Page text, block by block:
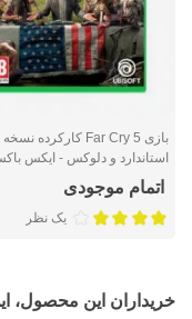
بازی Far Cry 5 کارکرده نسخه
استاندارد و دلوکس - ایکس
اتمام موجودی
یک نظر
خریداران این محصول،